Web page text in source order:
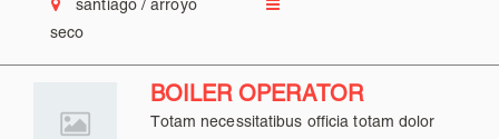
santiago / arroyo
seco
BOILER OPERATOR
Totam necessitatibus officia totam dolor